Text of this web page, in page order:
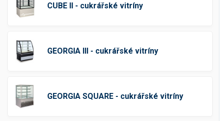
CUBE II - cukrářské vitríny
GEORGIA III - cukrářské vitríny
GEORGIA SQUARE - cukrářské vitríny